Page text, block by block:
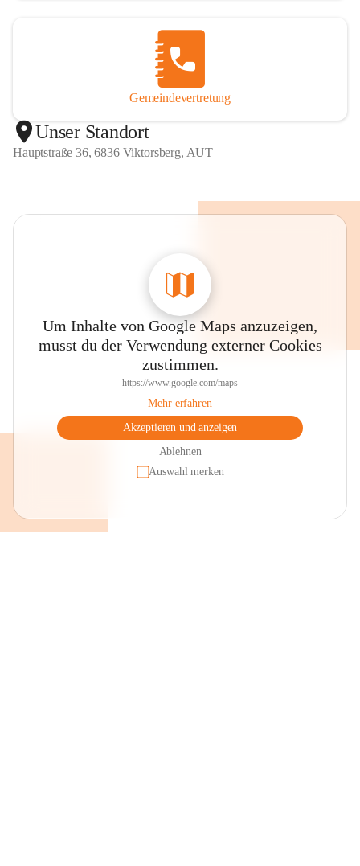
Gemeindevertretung
Unser Standort
Hauptstraße 36, 6836 Viktorsberg, AUT
Um Inhalte von Google Maps anzuzeigen,
musst du der Verwendung externer Cookies
zustimmen.
https://www.google.com/maps
Mehr erfahren
Akzeptieren und anzeigen
Ablehnen
Auswahl merken